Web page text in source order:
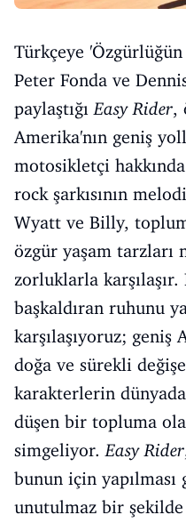
Türkçeye
Peter Fonda ve
paylaştığı Easy Rider,
Amerika'nın geniş
motosikletçi
rock şarkısının
Wyatt ve Billy,
özgür yaşam tarzları
zorluklarla
başkaldıran ruhunu
karşılaşıyoruz; geniş
doğa ve sürekli
karakterlerin
düşen bir topluma
simgeliyor. Easy Rider
bunun için yapılması
unutulmaz bir şekilde